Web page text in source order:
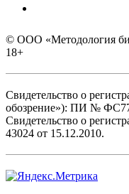
© ООО «Методология
18+
Свидетельство о
обозрение»): ПИ №
Свидетельство о
43024 от 15.12.2010.